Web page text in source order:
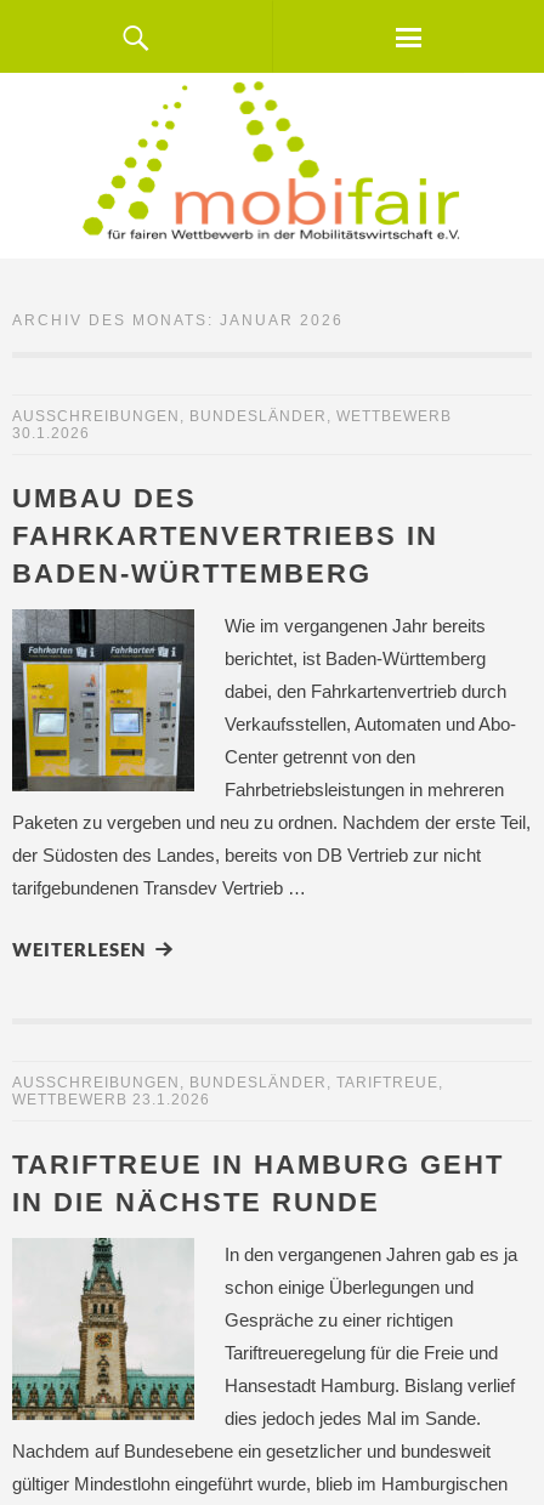
ARCHIV DES MONATS: JANUAR 2026
AUSSCHREIBUNGEN , BUNDESLÄNDER , WETTBEWERB
30.1.2026
UMBAU DES
FAHRKARTENVERTRIEBS IN
BADEN-WÜRTTEMBERG
Wie im vergangenen Jahr bereits
berichtet, ist Baden-Württemberg
dabei, den Fahrkartenvertrieb durch
Verkaufsstellen, Automaten und Abo-
Center getrennt von den
Fahrbetriebsleistungen in mehreren
Paketen zu vergeben und neu zu ordnen. Nachdem der erste Teil,
der Südosten des Landes, bereits von DB Vertrieb zur nicht
tarifgebundenen Transdev Vertrieb …
WEITERLESEN
AUSSCHREIBUNGEN , BUNDESLÄNDER , TARIFTREUE,
WETTBEWERB 23.1.2026
TARIFTREUE IN HAMBURG GEHT
IN DIE NÄCHSTE RUNDE
In den vergangenen Jahren gab es ja
schon einige Überlegungen und
Gespräche zu einer richtigen
Tariftreueregelung für die Freie und
Hansestadt Hamburg. Bislang verlief
dies jedoch jedes Mal im Sande.
Nachdem auf Bundesebene ein gesetzlicher und bundesweit
gültiger Mindestlohn eingeführt wurde, blieb im Hamburgischen